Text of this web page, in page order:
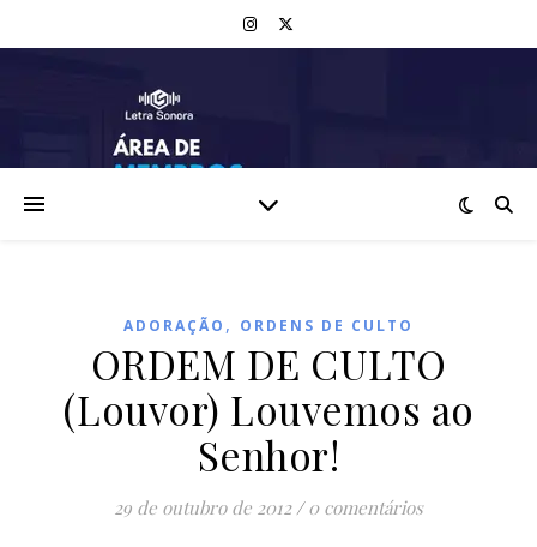
ADORAÇÃO , ORDENS DE CULTO
ORDEM DE CULTO
(Louvor) Louvemos ao
Senhor!
29 de outubro de 2012 / 0 comentários